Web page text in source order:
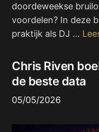
doordeweekse
voordelen? In deze
praktijk als DJ …
Chris Riven
de beste data
05/05/2026